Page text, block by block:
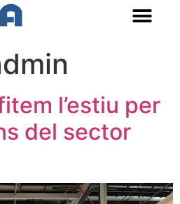
l’estiu per
del sector